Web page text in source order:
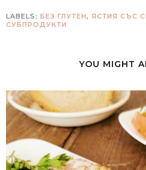
LABELS: БЕЗ ГЛУТЕН, ЯСТИЯ СЪС
СУБПРОДУКТИ
YOU MIGHT